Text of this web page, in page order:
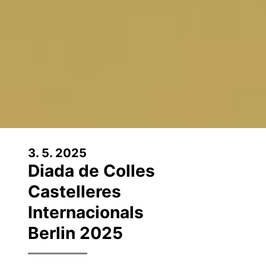
3. 5. 2025
Diada de Colles
Castelleres
Internacionals
Berlin 2025